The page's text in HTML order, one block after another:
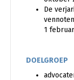
De
1
DOELGROEP